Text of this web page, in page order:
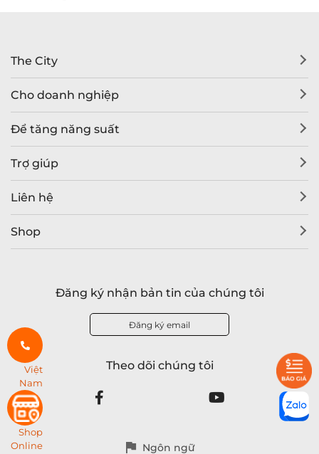
The City
Cho doanh nghiệp
Để tăng năng suất
Trợ giúp
Liên hệ
Shop
Đăng ký nhận bản tin của chúng tôi
Đăng ký email
Theo dõi chúng tôi
Ngôn ngữ
Việt
Nam
Shop
Online